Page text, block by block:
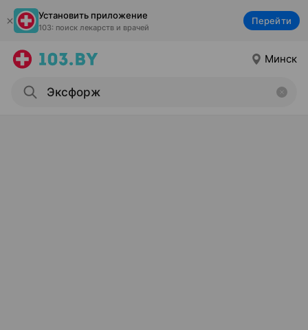
Установить приложение
103: поиск лекарств и врачей
Перейти
Минск